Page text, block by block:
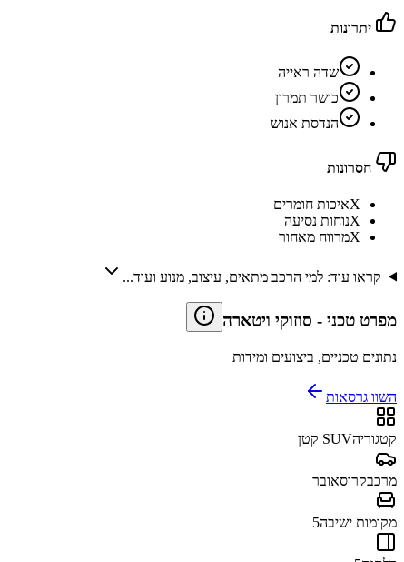
יתרונות
שדה ראייה
כושר תמרון
הנדסת אנוש
חסרונות
Xאיכות חומרים
Xנוחות נסיעה
Xמרווח מאחור
קראו עוד: למי הרכב מתאים, עיצוב, מנוע ועוד...
מפרט טכני - סוזוקי ויטארה
נתונים טכניים, ביצועים ומידות
השוו גרסאות
קטגוריהSUV קטן
מרכבקרוסאובר
מקומות ישיבה5